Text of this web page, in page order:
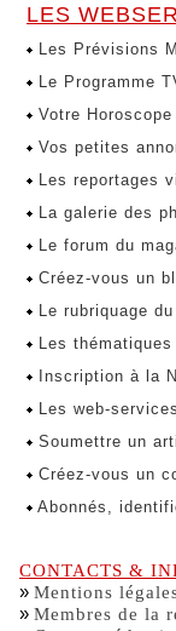
LES
Les Prévisions
Le Programme
Votre
Vos petites
Les reportages
La galerie des
Le forum du
Créez-vous un
Le rubriquage
Les
Inscription à la
Les web-
Soumettre un
Créez-vous un
Abonnés,
CONTACTS &
» Mentions
» Membres de la